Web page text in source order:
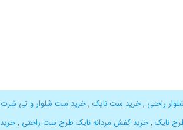
راحتی ,خرید ست نایک ,خرید ست شلوار و تی شرت
نایک ,خرید کفش مردانه نایک طرح ست راحتی ,خرید